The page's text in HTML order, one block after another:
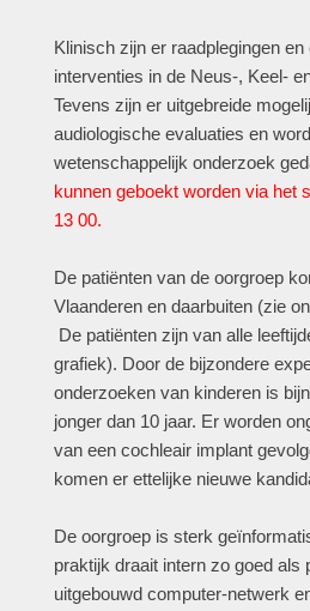
Klinisch zijn er raadplegingen
interventies in de Neus-, Keel-
Tevens zijn er uitgebreide
audiologische evaluaties en
wetenschappelijk onderzoek
kunnen geboekt worden via het
13 00.
De patiënten van de oorgroep
Vlaanderen en daarbuiten (zie
De patiënten zijn van alle
grafiek). Door de bijzondere
onderzoeken van kinderen is
jonger dan 10 jaar. Er worden
van een cochleair implant
komen er ettelijke nieuwe
De oorgroep is sterk
praktijk draait intern zo goed als
uitgebouwd computer-netwerk